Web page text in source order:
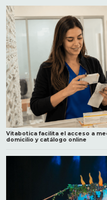
Vitabotica facilita el acceso a
domicilio y catálogo online